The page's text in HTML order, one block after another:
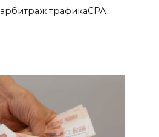
трафикаCPA